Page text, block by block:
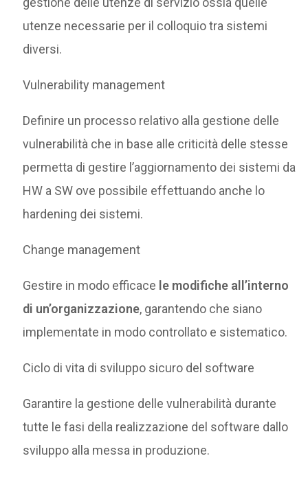
utenze necessarie per il colloquio tra sistemi
diversi.
Vulnerability management
Definire un processo relativo alla gestione delle
vulnerabilità che in base alle criticità delle stesse
permetta di gestire l’aggiornamento dei sistemi da
HW a SW ove possibile effettuando anche lo
hardening dei sistemi.
Change management
Gestire in modo efficace le modifiche all’interno
di un’organizzazione, garantendo che siano
implementate in modo controllato e sistematico.
Ciclo di vita di sviluppo sicuro del software
Garantire la gestione delle vulnerabilità durante
tutte le fasi della realizzazione del software dallo
sviluppo alla messa in produzione.